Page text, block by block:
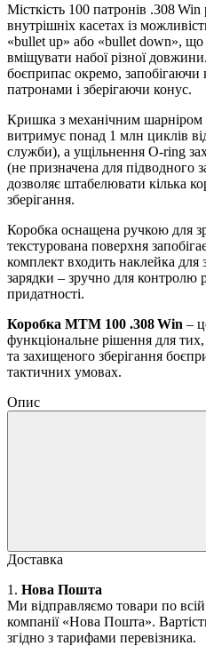
Місткість 100 патронів .308
внутрішніх касетах із
«bullet up» або «bullet down»,
вміщувати набої різної
боєприпас окремо, запобігаючи
патронами і зберігаючи конус.
Кришка з механічним шарніром
витримує понад 1 млн циклів
служби), а ущільнення O‑ring
(не призначена для підводного
дозволяє штабелювати кілька
зберігання.
Коробка оснащена ручкою для
текстурована поверхня
комплект входить наклейка для
зарядки – зручно для контролю
придатності.
Коробка MTM 100 .308 Win –
функціональне рішення для
та захищеного зберігання
тактичних умовах.
Опис
Доставка
1. Нова Пошта
Ми відправляємо товари по
компанії «Нова Пошта».
згідно з тарифами перевізника.